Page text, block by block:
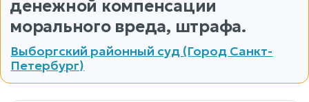
денежной компенсации
морального вреда, штрафа.
Выборгский районный суд (Город Санкт-
Петербург)